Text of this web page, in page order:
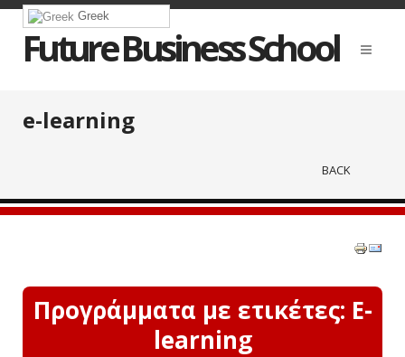
Greek
Future Business School
e-learning
BACK
Προγράμματα με ετικέτες: E-
learning